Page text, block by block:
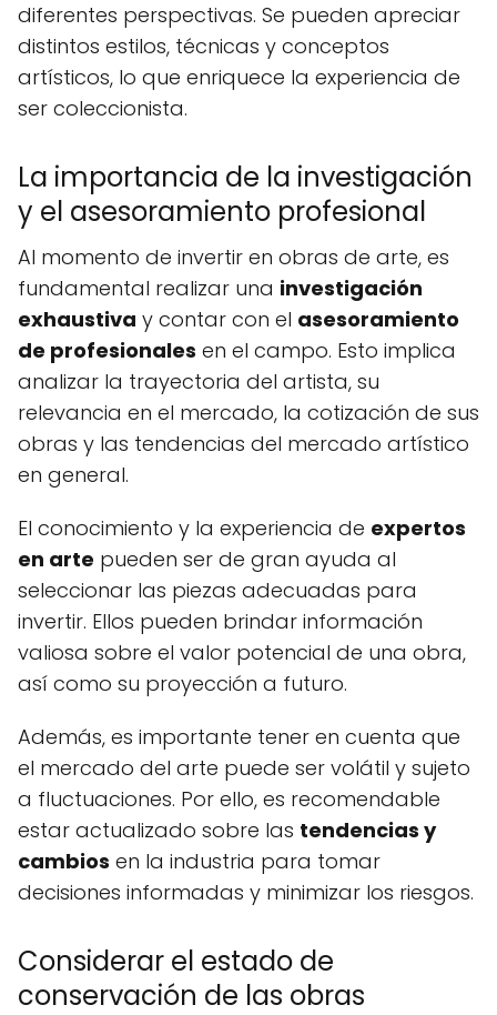
diferentes perspectivas. Se pueden apreciar
distintos estilos, técnicas y conceptos
artísticos, lo que enriquece la experiencia de
ser coleccionista.
La importancia de la investigación
y el asesoramiento profesional
Al momento de invertir en obras de arte, es
fundamental realizar una investigación
exhaustiva y contar con el asesoramiento
de profesionales en el campo. Esto implica
analizar la trayectoria del artista, su
relevancia en el mercado, la cotización de sus
obras y las tendencias del mercado artístico
en general.
El conocimiento y la experiencia de expertos
en arte pueden ser de gran ayuda al
seleccionar las piezas adecuadas para
invertir. Ellos pueden brindar información
valiosa sobre el valor potencial de una obra,
así como su proyección a futuro.
Además, es importante tener en cuenta que
el mercado del arte puede ser volátil y sujeto
a fluctuaciones. Por ello, es recomendable
estar actualizado sobre las tendencias y
cambios en la industria para tomar
decisiones informadas y minimizar los riesgos.
Considerar el estado de
conservación de las obras